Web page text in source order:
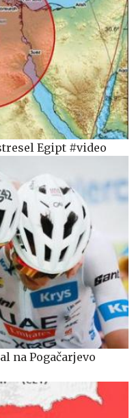
Egipt #video
na Pogačarjevo